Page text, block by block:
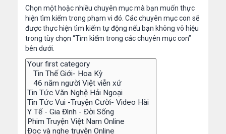
Chọn một hoặc nhiều chuyên mục mà bạn muốn thực
hiện tìm kiếm trong phạm vi đó. Các chuyên mục con sẽ
được thực hiện tìm kiếm tự động nếu bạn không vô hiệu
trong tùy chọn “Tìm kiếm trong các chuyên mục con”
bên dưới.